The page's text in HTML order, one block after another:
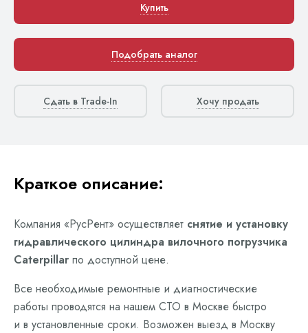
Купить
Подобрать аналог
Сдать в Trade-In Хочу продать
Краткое описание:
Компания «РусРент» осуществляет снятие и установку
гидравлического цилиндра вилочного погрузчика
Caterpillar по доступной цене.
Все необходимые ремонтные и диагностические
работы проводятся на нашем СТО в Москве быстро
и в установленные сроки. Возможен выезд в Москву